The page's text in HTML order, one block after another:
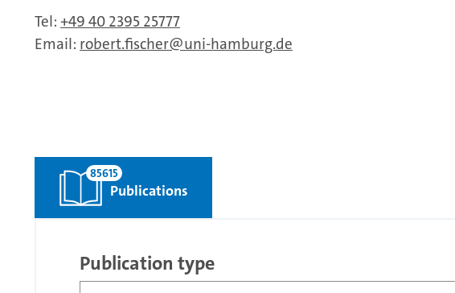
Tel: +49 40 2395 25777
Email: robert.fischer uni-hamburg.de
Publications
85615
Publication type